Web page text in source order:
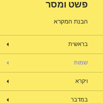
פשט ומסר
הבנת המקרא
בראשית
שמות
ויקרא
במדבר